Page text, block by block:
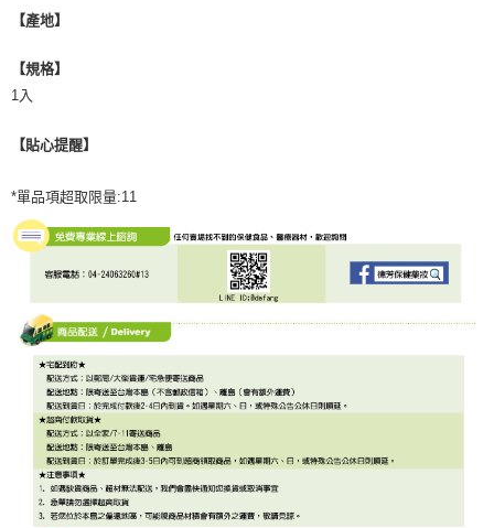
【產地】
【規格】
1入
【貼心提醒】
*單品項超取限量:11